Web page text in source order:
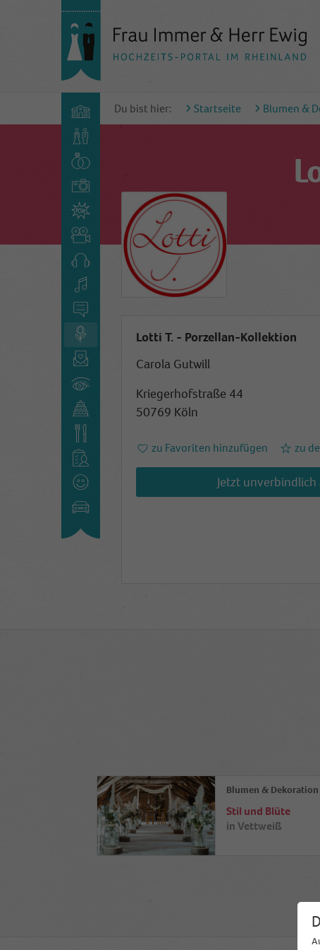
Du bist hier: Startseite Blumen &
Lotti T. - Porzellan-Kollektion
Carola Gutwill
Kriegerhofstraße 44
50769 Köln
zu Favoriten hinzufügen zu
Jetzt
Blumen & Dekoration
Stil und Blüte
inVettweiß